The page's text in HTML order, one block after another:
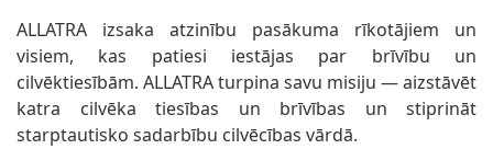
ALLATRA izsaka atzinību pasākuma rīkotājiem un
visiem, kas patiesi iestājas par brīvību un
cilvēktiesībām. ALLATRA turpina savu misiju — aizstāvēt
katra cilvēka tiesības un brīvības un stiprināt
starptautisko sadarbību cilvēcības vārdā.